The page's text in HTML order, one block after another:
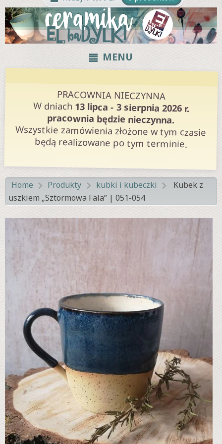
MENU
PRACOWNIA NIECZYNNA
W dniach 13 lipca - 3 sierpnia 2026 r.
pracownia będzie nieczynna.
Wszystkie zamówienia złożone w tym czasie
będą realizowane po tym terminie.
Home > Produkty > kubki i kubeczki >
Kubek z
uszkiem „Sztormowa Fala” | 051-054